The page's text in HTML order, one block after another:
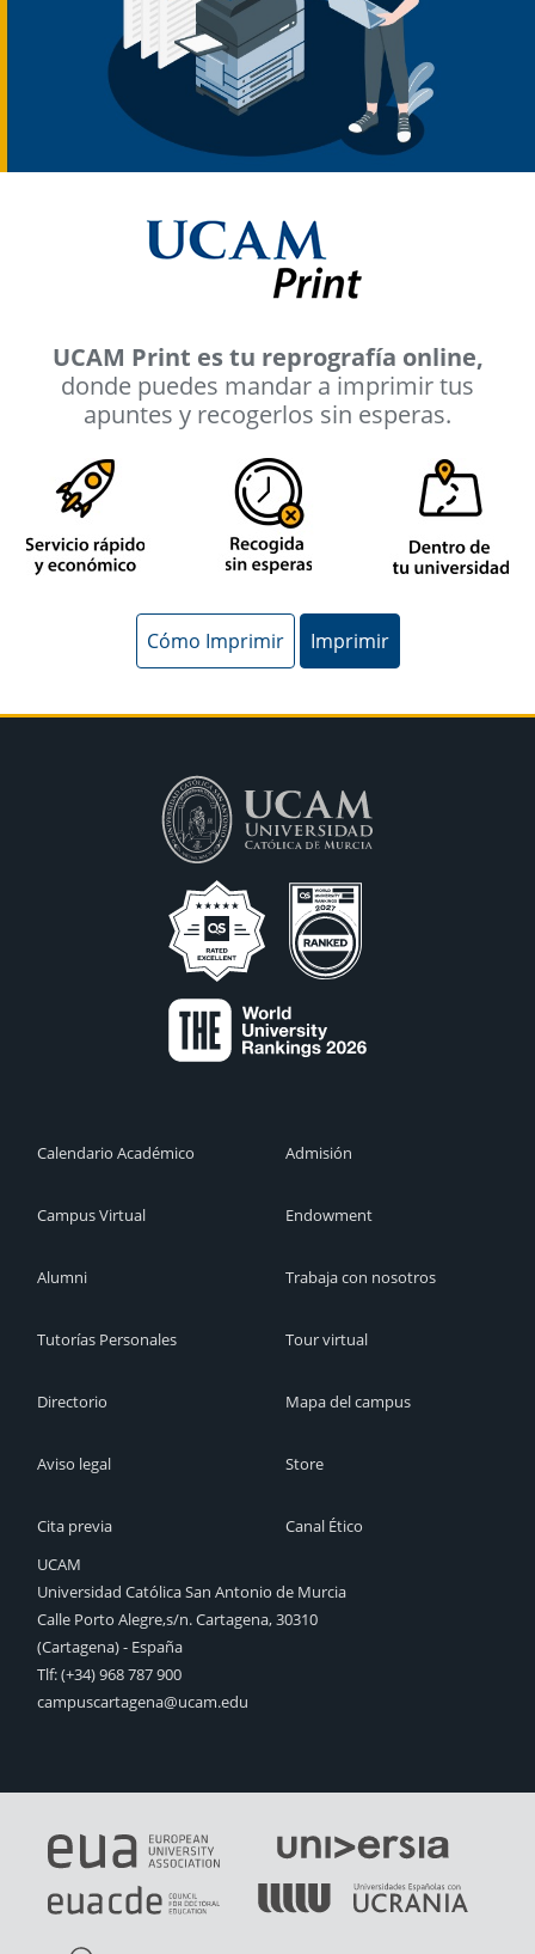
UCAM Print es tu reprografía online,
donde puedes mandar a imprimir tus
apuntes y recogerlos sin esperas.
Cómo Imprimir Imprimir
Calendario Académico
Campus Virtual
Alumni
Tutorías Personales
Directorio
Aviso legal
Cita previa
Admisión
Endowment
Trabaja con nosotros
Tour virtual
Mapa del campus
Store
Canal Ético
UCAM
Universidad Católica San Antonio de Murcia
Calle Porto Alegre,s/n. Cartagena, 30310
(Cartagena) - España
Tlf: (+34) 968 787 900
campuscartagena@ucam.edu